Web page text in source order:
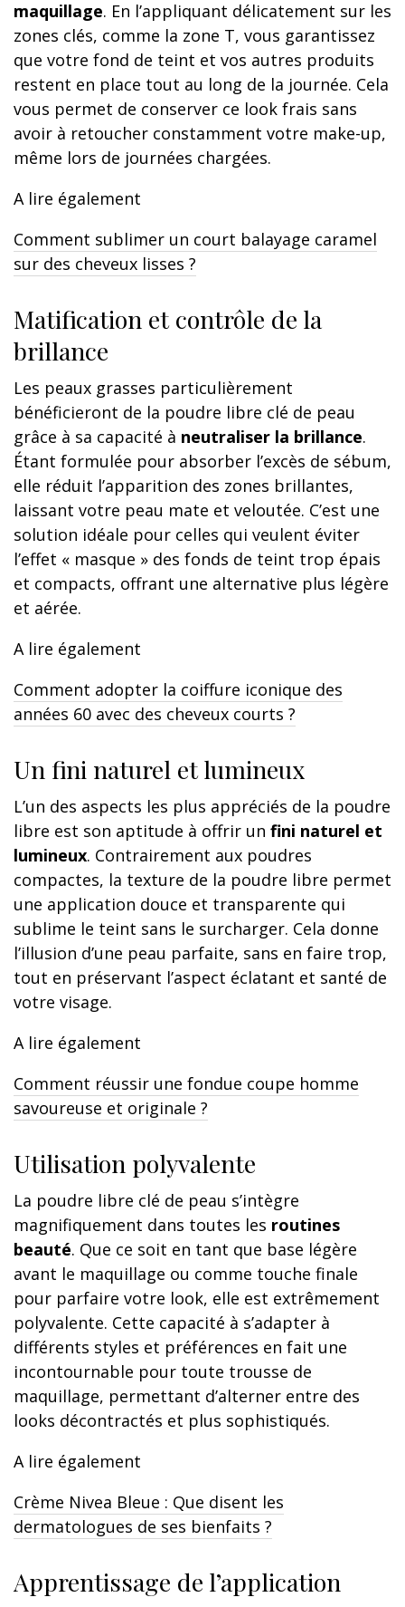
maquillage. En l’appliquant délicatement sur les
zones clés, comme la zone T, vous garantissez
que votre fond de teint et vos autres produits
restent en place tout au long de la journée. Cela
vous permet de conserver ce look frais sans
avoir à retoucher constamment votre make-up,
même lors de journées chargées.
A lire également
Comment sublimer un court balayage caramel
sur des cheveux lisses ?
Matification et contrôle de la
brillance
Les peaux grasses particulièrement
bénéficieront de la poudre libre clé de peau
grâce à sa capacité à neutraliser la brillance.
Étant formulée pour absorber l’excès de sébum,
elle réduit l’apparition des zones brillantes,
laissant votre peau mate et veloutée. C’est une
solution idéale pour celles qui veulent éviter
l’effet « masque » des fonds de teint trop épais
et compacts, offrant une alternative plus légère
et aérée.
A lire également
Comment adopter la coiffure iconique des
années 60 avec des cheveux courts ?
Un fini naturel et lumineux
L’un des aspects les plus appréciés de la poudre
libre est son aptitude à offrir un fini naturel et
lumineux. Contrairement aux poudres
compactes, la texture de la poudre libre permet
une application douce et transparente qui
sublime le teint sans le surcharger. Cela donne
l’illusion d’une peau parfaite, sans en faire trop,
tout en préservant l’aspect éclatant et santé de
votre visage.
A lire également
Comment réussir une fondue coupe homme
savoureuse et originale ?
Utilisation polyvalente
La poudre libre clé de peau s’intègre
magnifiquement dans toutes les routines
beauté. Que ce soit en tant que base légère
avant le maquillage ou comme touche finale
pour parfaire votre look, elle est extrêmement
polyvalente. Cette capacité à s’adapter à
différents styles et préférences en fait une
incontournable pour toute trousse de
maquillage, permettant d’alterner entre des
looks décontractés et plus sophistiqués.
A lire également
Crème Nivea Bleue : Que disent les
dermatologues de ses bienfaits ?
Apprentissage de l’application